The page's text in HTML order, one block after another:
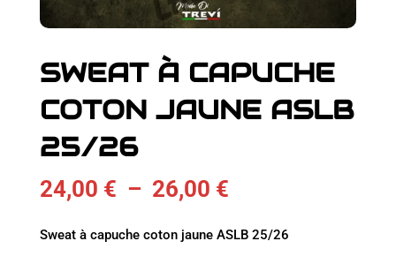
SWEAT À CAPUCHE
COTON JAUNE ASLB
25/26
24,00 € – 26,00 €Plage
prix :
24,00 €
Sweat à capuche coton jaune ASLB 25/26